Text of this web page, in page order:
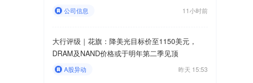
公司信息 11小时前
大行评级｜花旗：降美光目标价至1150美元，
DRAM及NAND价格或于明年第二季见顶
A股异动 昨天 15:53